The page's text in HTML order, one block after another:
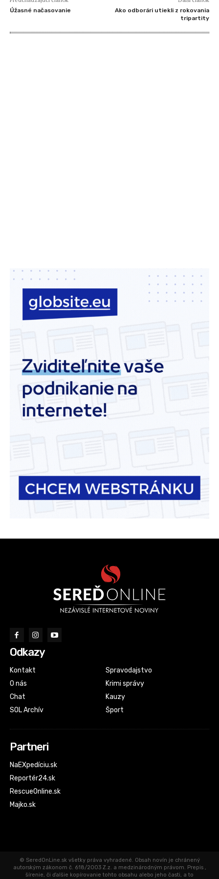
Úžasné načasovanie
Ako odborári utiekli z rokovania
tripartity
Odkazy
Kontakt
O nás
Chat
SOL Archív
Spravodajstvo
Krimi správy
Kauzy
Šport
Partneri
NaEXpedíciu.sk
Reportér24.sk
RescueOnline.sk
Majko.sk
© SeredOnLine.sk všetky práva vyhradené. Obsah novín je chránený
autorským zákonom č. 618/2003 Z.z. a medzinárodným právom. Prepis ,
šírenie, či ďalšie kopírovanie tohto obsahu alebo jeho časti, a to